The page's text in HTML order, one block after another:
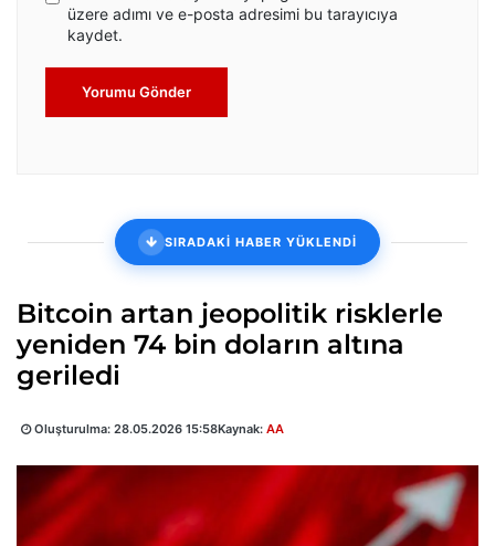
üzere adımı ve e-posta adresimi bu tarayıcıya
kaydet.
Yorumu Gönder
SIRADAKİ HABER YÜKLENDİ
Bitcoin artan jeopolitik risklerle
yeniden 74 bin doların altına
geriledi
Oluşturulma: 28.05.2026 15:58Kaynak: AA